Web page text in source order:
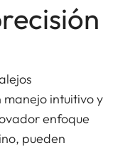
manejo intuitivo y
enfoque
pueden